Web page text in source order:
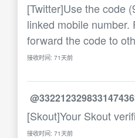
[Twitter]Use the code
linked mobile number.
forward the code to
接收时间: 71天前
[Skout]Your Skout
接收时间: 71天前